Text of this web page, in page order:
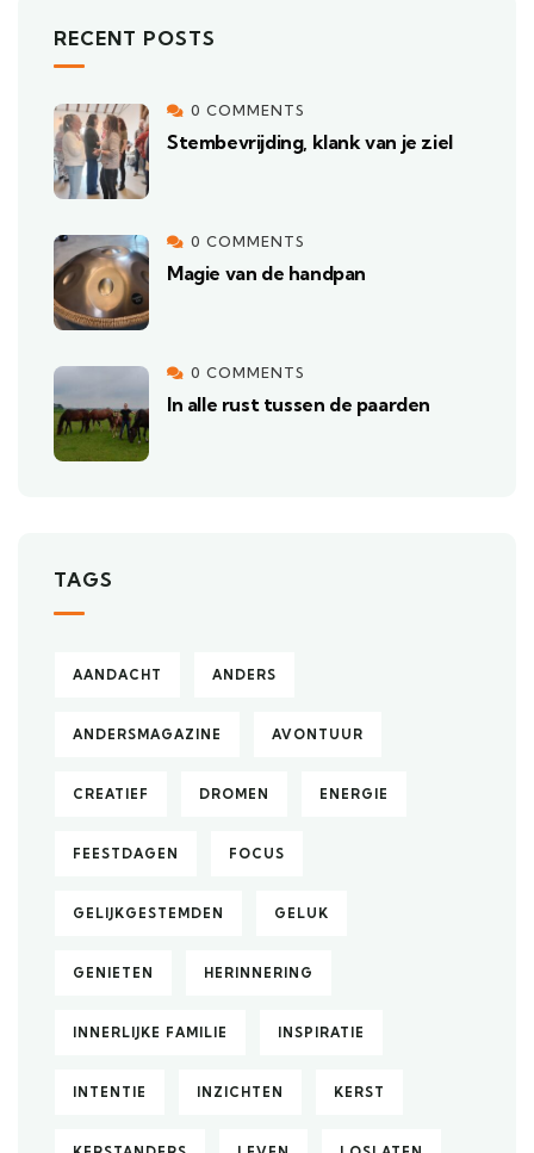
RECENT POSTS
0 COMMENTS
Stembevrijding, klank van je ziel
0 COMMENTS
Magie van de handpan
0 COMMENTS
In alle rust tussen de paarden
TAGS
AANDACHT ANDERS
ANDERSMAGAZINE AVONTUUR
CREATIEF DROMEN ENERGIE
FEESTDAGEN FOCUS
GELIJKGESTEMDEN GELUK
GENIETEN HERINNERING
INNERLIJKE FAMILIE INSPIRATIE
INTENTIE INZICHTEN KERST